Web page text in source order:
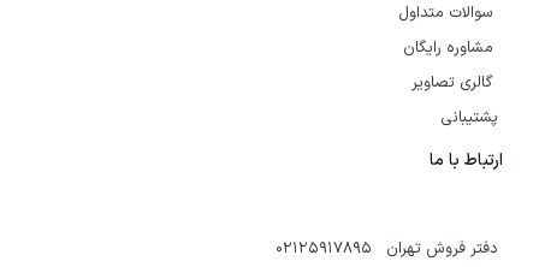
سوالات متداول
مشاوره رایگان
گالری تصاویر
پشتیبانی
ارتباط با ما
دفتر فروش تهران 02125917895